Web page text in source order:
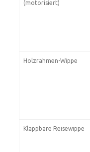
(motorisiert)
Holzrahmen-Wippe
Klappbare Reisewippe